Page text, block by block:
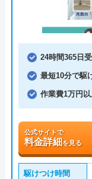
24時間365日
最短10分で駆
作業費1万円
公式サイトで
料金詳細を見る
駆けつけ時間